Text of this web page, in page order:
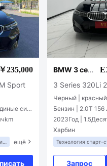
235,000
Sport
сил
ещё
BMW 3 сер
ии
3 Series 320Li
Черный | красный
Бензин | 2.0T
ы L4
2023Год |
Харбин
Технология старт-
Запрос